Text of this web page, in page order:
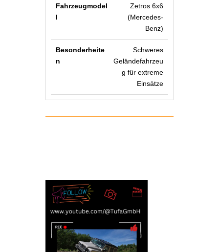
Zetros 6x6
(Mercedes-
Benz)
Schweres
Geländefahrzeu
g für extreme
Einsätze